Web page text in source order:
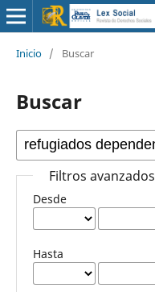
Inicio / Buscar
Buscar
Filtros avanzados
Desde
Hasta